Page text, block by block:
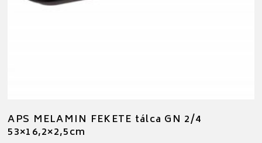
APS MELAMIN FEKETE tálca GN 2/4
53×16,2×2,5cm